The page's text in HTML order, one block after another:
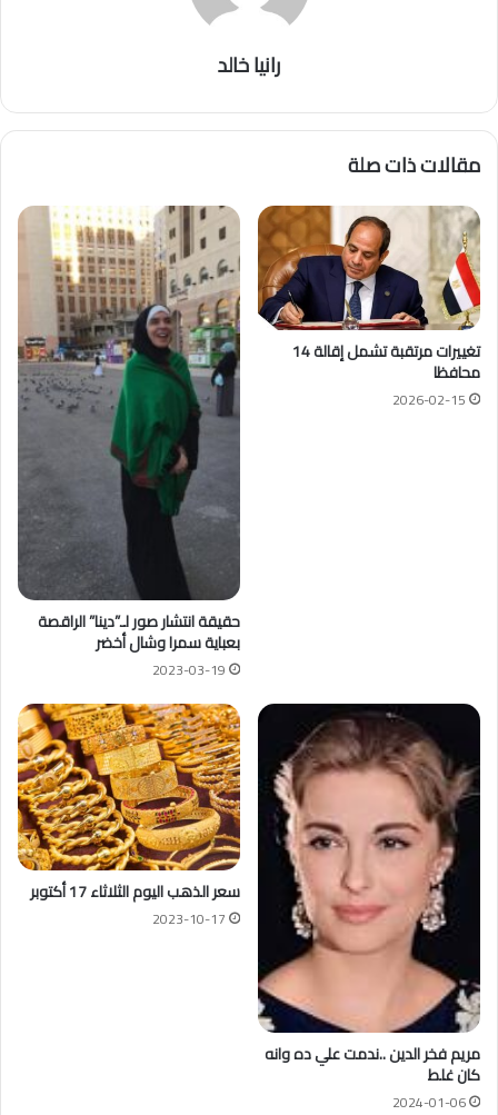
رانيا خالد
مقالات ذات صلة
تغييرات مرتقبة تشمل إقالة 14
محافظا
2026-02-15
حقيقة انتشار صور لـ”دينا” الراقصة
بعباية سمرا وشال أخضر
2023-03-19
مريم فخر الدين ..ندمت علي ده وانه
كان غلط
2024-01-06
سعر الذهب اليوم الثلاثاء 17 أكتوبر
2023-10-17